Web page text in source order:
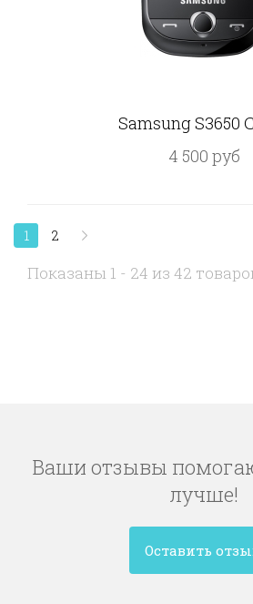
Samsung S3650
4 500 руб
1 2
Показаны 1 - 24 из 42
Ваши отзывы
лучше!
Оставить